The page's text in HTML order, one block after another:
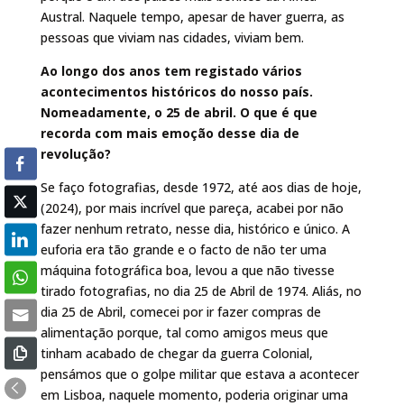
Austral. Naquele tempo, apesar de haver guerra, as
pessoas que viviam nas cidades, viviam bem.
Ao longo dos anos tem registado vários
acontecimentos históricos do nosso país.
Nomeadamente, o 25 de abril. O que é que
recorda com mais emoção desse dia de
revolução?
Se faço fotografias, desde 1972, até aos dias de hoje,
(2024), por mais incrível que pareça, acabei por não
fazer nenhum retrato, nesse dia, histórico e único. A
euforia era tão grande e o facto de não ter uma
máquina fotográfica boa, levou a que não tivesse
tirado fotografias, no dia 25 de Abril de 1974. Aliás, no
dia 25 de Abril, comecei por ir fazer compras de
alimentação porque, tal como amigos meus que
tinham acabado de chegar da guerra Colonial,
pensámos que o golpe militar que estava a acontecer
em Lisboa, naquele momento, poderia originar uma